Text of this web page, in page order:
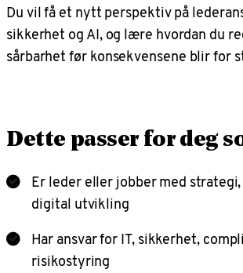
Du vil få et nytt perspektiv på
sikkerhet og AI, og lære hvordan du
sårbarhet før konsekvensene blir for
Dette passer for deg
Er leder eller jobber med
digital utvikling
Har ansvar for IT, sikkerhet,
risikostyring